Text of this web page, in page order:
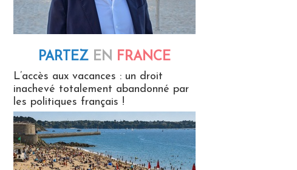
PARTEZ EN FRANCE
L’accès aux vacances : un droit
inachevé totalement abandonné par
les politiques français !